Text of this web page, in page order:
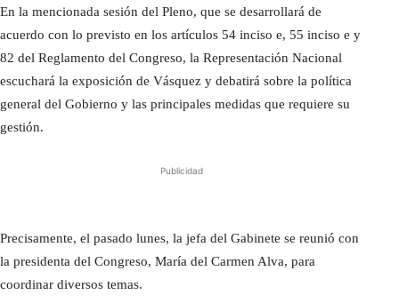
En la mencionada sesión del Pleno, que se desarrollará de
acuerdo con lo previsto en los artículos 54 inciso e, 55 inciso e y
82 del Reglamento del Congreso, la Representación Nacional
escuchará la exposición de Vásquez y debatirá sobre la política
general del Gobierno y las principales medidas que requiere su
gestión.
Publicidad
Precisamente, el pasado lunes, la jefa del Gabinete se reunió con
la presidenta del Congreso, María del Carmen Alva, para
coordinar diversos temas.